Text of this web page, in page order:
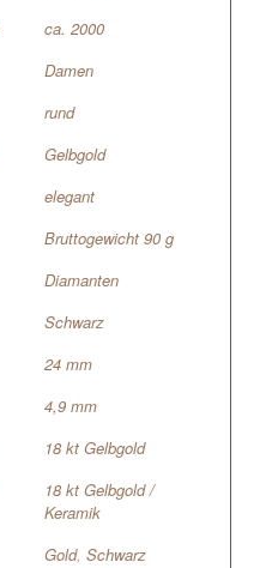
ca. 2000
Damen
rund
Gelbgold
elegant
Bruttogewicht 90 g
Diamanten
Schwarz
24 mm
4,9 mm
18 kt Gelbgold
18 kt Gelbgold /
Keramik
Gold, Schwarz